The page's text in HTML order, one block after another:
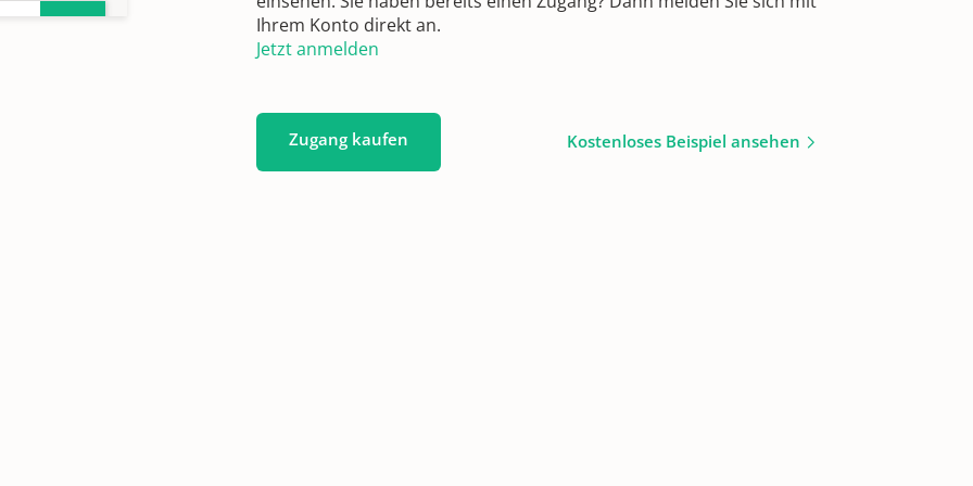
Ihrem Konto direkt an.
Jetzt anmelden
Zugang kaufen Kostenloses Beispiel ansehen